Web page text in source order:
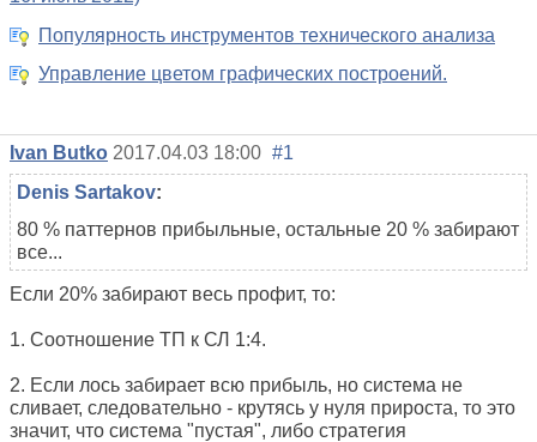
Популярность инструментов технического анализа
Управление цветом графических построений.
Ivan Butko 2017.04.03 18:00 #1
Denis Sartakov:
80 % паттернов прибыльные, остальные 20 % забирают
все...
Если 20% забирают весь профит, то:
1. Соотношение ТП к СЛ 1:4.
2. Если лось забирает всю прибыль, но система не
сливает, следовательно - крутясь у нуля прироста, то это
значит, что система "пустая", либо стратегия